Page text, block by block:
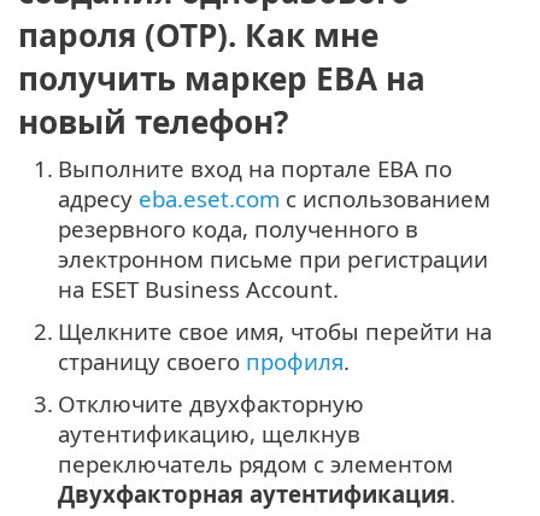
пароля (OTP). Как мне
получить маркер EBA на
новый телефон?
1. Выполните вход на портале EBA по
адресу eba.eset.com с использованием
резервного кода, полученного в
электронном письме при регистрации
на ESET Business Account.
2. Щелкните свое имя, чтобы перейти на
страницу своего профиля.
3. Отключите двухфакторную
аутентификацию, щелкнув
переключатель рядом с элементом
Двухфакторная аутентификация.